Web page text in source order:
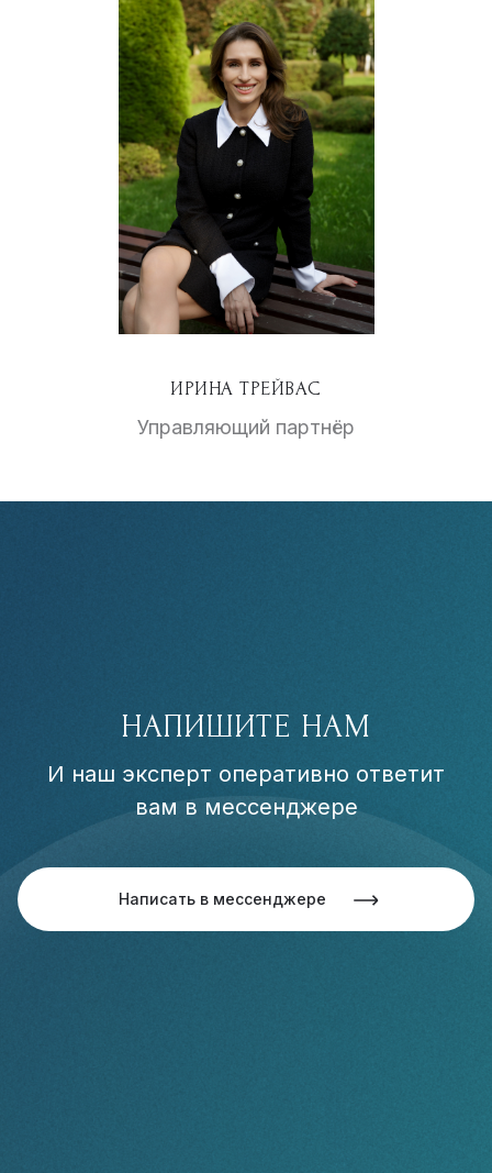
ИРИНА ТРЕЙВАС
Управляющий партнёр
НАПИШИТЕ НАМ
И наш эксперт оперативно ответит
вам в мессенджере
Написать в мессенджере